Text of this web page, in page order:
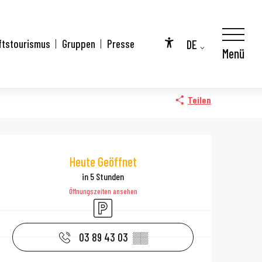
Accessibilité
DE
Gruppen Presse
Menü
Teilen
Öffnungszeiten
Heute Geöffnet
in 5 Stunden
Öffnungszeiten ansehen
Parkplatz
03 89 43 03 ▒▒